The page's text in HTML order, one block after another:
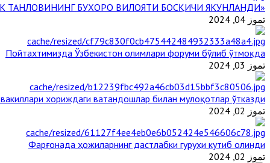
«ЙИЛ ИМОМИ – 2024» КЎРИК ТАНЛОВИНИНГ БУХОРО ВИЛОЯТИ БОСҚИЧИ ЯКУНЛАНДИ
تموز 04, 2024
Пойтахтимизда Ўзбекистон олимлари форуми бўлиб ўтмоқда
تموز 03, 2024
хориждаги ватандошлар билан мулоқотлар ўтказди
تموز 02, 2024
Фарғонада ҳожиларнинг дастлабки гуруҳи кутиб олинди
تموز 02, 2024